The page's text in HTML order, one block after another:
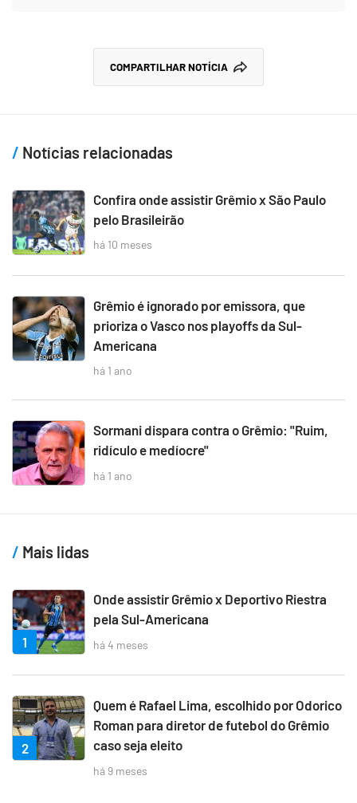
COMPARTILHAR NOTÍCIA
Notícias relacionadas
Confira onde assistir Grêmio x São Paulo
pelo Brasileirão
há 10 meses
Grêmio é ignorado por emissora, que
prioriza o Vasco nos playoffs da Sul-
Americana
há 1 ano
Sormani dispara contra o Grêmio: "Ruim,
ridículo e medíocre"
há 1 ano
Mais lidas
1
Onde assistir Grêmio x Deportivo Riestra
pela Sul-Americana
há 4 meses
2
Quem é Rafael Lima, escolhido por Odorico
Roman para diretor de futebol do Grêmio
caso seja eleito
há 9 meses